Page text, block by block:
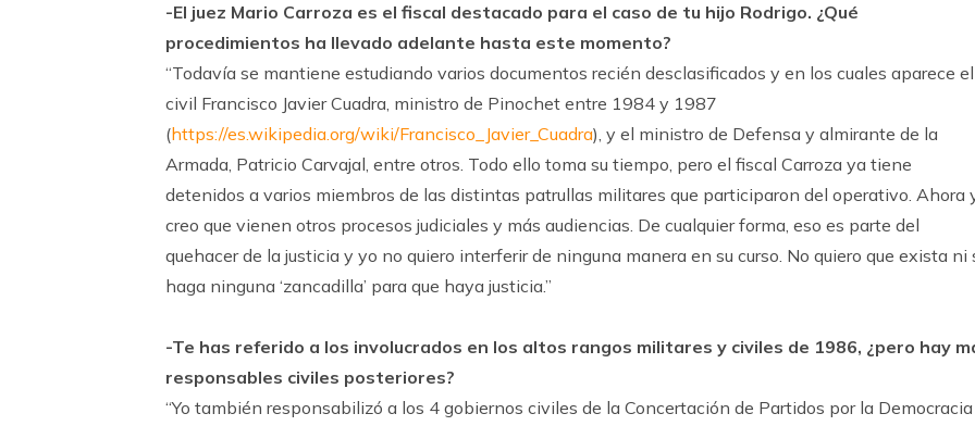
-El juez Mario Carroza es el fiscal destacado para el caso de tu hijo Rodrigo. ¿Qué
procedimientos ha llevado adelante hasta este momento?
“Todavía se mantiene estudiando varios documentos recién desclasificados y en los cuales aparece el
civil Francisco Javier Cuadra, ministro de Pinochet entre 1984 y 1987
(https://es.wikipedia.org/wiki/Francisco_Javier_Cuadra), y el ministro de Defensa y almirante de la
Armada, Patricio Carvajal, entre otros. Todo ello toma su tiempo, pero el fiscal Carroza ya tiene
detenidos a varios miembros de las distintas patrullas militares que participaron del operativo. Ahora
creo que vienen otros procesos judiciales y más audiencias. De cualquier forma, eso es parte del
quehacer de la justicia y yo no quiero interferir de ninguna manera en su curso. No quiero que exista ni
haga ninguna ‘zancadilla’ para que haya justicia.”
-Te has referido a los involucrados en los altos rangos militares y civiles de 1986, ¿pero hay
responsables civiles posteriores?
“Yo también responsabilizó a los 4 gobiernos civiles de la Concertación de Partidos por la Democracia